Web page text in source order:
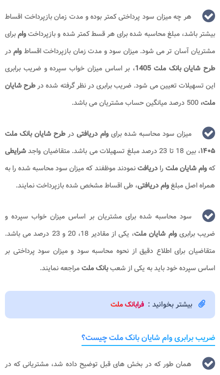
هر چه میزان سود پرداختی کمتر بوده و مدت زمان بازپرداخت اقساط
بیشتر باشد، مبلغ محاسبه شده برای هر قسط کمتر شده و بازپرداختوامبرای
مشتریان آسان تر می شود. میزان سود و مدت زمان بازپرداخت اقساط وامدر
طرح شایان بانک ملت 1405
، بر اساس میزان خواب سپرده و ضریب برابری
این تسهیلات تعیین می شود. ضریب برابری در نظر گرفته شده درطرح شایان
ملت،
میزان سود محاسبه شده برای وام دریافتی در طرح شایان بانک ملت
۱۴۰۵، بین 18 تا 23 درصد مبلغ تسهیلات می باشد. متقاضیان واجد
شرایطی
کهوام شایان ملت رادریافتنمودند موظفند که میزان سود محاسبه شده را به
همراه اصل مبلغوام دریافتی، طی اقساط مشخص شده بازپرداخت نمایند.
سود محاسبه شده برای مشتریان بر اساس میزان خواب سپرده و
ضریب برابریوام شایان ملت
، یکی از مقادیر 18، 20 و 23 درصد می باشد.
متقاضیان برای اطلاع دقیق از نحوه محاسبه سود و میزان سود پرداختی بر
اساس سپرده خود باید به یکی از شعببانک ملتمراجعه نمایند.
بیشتر بخوانید : فرابانک ملت
ضریب برابری وام شایان بانک ملت چیست؟
همان طور که در بخش های قبل توضیح داده شد، مشتریانی که در